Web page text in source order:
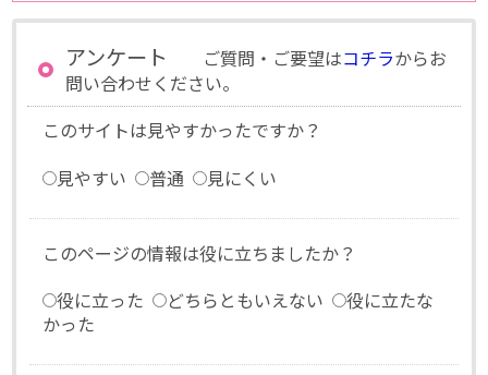
アンケート ご質問・ご要望はコチラからお
問い合わせください。
このサイトは見やすかったですか？
見やすい
普通 見にくい
このページの情報は役に立ちましたか？
役に立った
どちらともいえない
役に立たな
かった